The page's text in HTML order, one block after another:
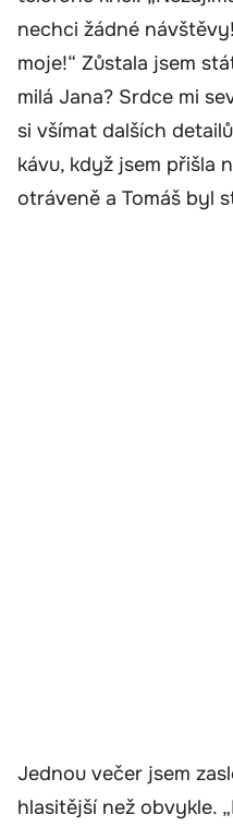
nechci žádné
moje!“ Zůstala jsem
milá Jana? Srdce mi
si všímat dalších
kávu, když jsem přišla
otráveně a Tomáš byl
Jednou večer jsem
hlasitější než obvykle.